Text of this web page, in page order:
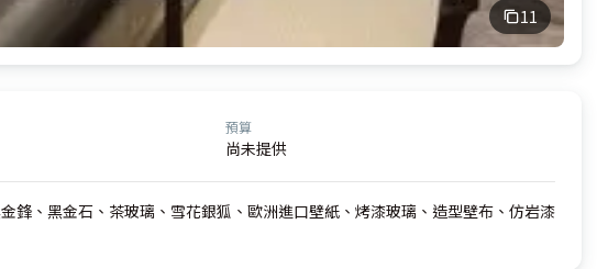
11
預算
尚未提供
鋒、黑金石、茶玻璃、雪花銀狐、歐洲進口壁紙、烤漆玻璃、造型壁布、仿岩漆